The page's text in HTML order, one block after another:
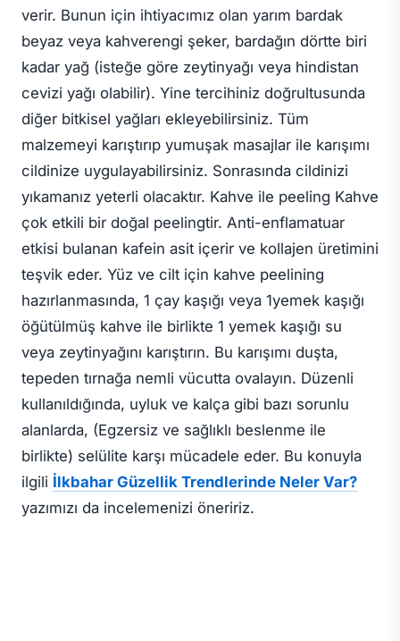
verir. Bunun için ihtiyacımız olan yarım bardak
beyaz veya kahverengi şeker, bardağın dörtte biri
kadar yağ (isteğe göre zeytinyağı veya hindistan
cevizi yağı olabilir). Yine tercihiniz doğrultusunda
diğer bitkisel yağları ekleyebilirsiniz. Tüm
malzemeyi karıştırıp yumuşak masajlar ile karışımı
cildinize uygulayabilirsiniz. Sonrasında cildinizi
yıkamanız yeterli olacaktır. Kahve ile peeling Kahve
çok etkili bir doğal peelingtir. Anti-enflamatuar
etkisi bulanan kafein asit içerir ve kollajen üretimini
teşvik eder. Yüz ve cilt için kahve peelining
hazırlanmasında, 1 çay kaşığı veya 1yemek kaşığı
öğütülmüş kahve ile birlikte 1 yemek kaşığı su
veya zeytinyağını karıştırın. Bu karışımı duşta,
tepeden tırnağa nemli vücutta ovalayın. Düzenli
kullanıldığında, uyluk ve kalça gibi bazı sorunlu
alanlarda, (Egzersiz ve sağlıklı beslenme ile
birlikte) selülite karşı mücadele eder. Bu konuyla
ilgili İlkbahar Güzellik Trendlerinde Neler Var?
yazımızı da incelemenizi öneririz.